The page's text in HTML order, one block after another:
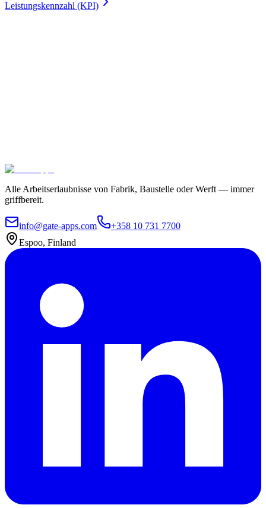
Leistungskennzahl (KPI)
Alle Arbeitserlaubnisse von Fabrik, Baustelle oder Werft — immer
griffbereit.
info@gate-apps.com
+358 10 731 7700
Espoo, Finland